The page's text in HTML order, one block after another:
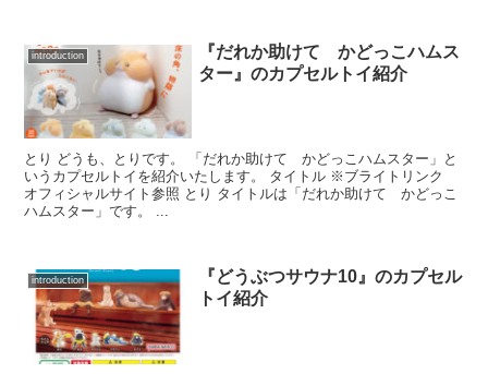
introduction
『だれか助けて かどっこハムス
ター』のカプセルトイ紹介
とり どうも、とりです。 「だれか助けて かどっこハムスター」と
いうカプセルトイを紹介いたします。 タイトル ※ブライトリンク
オフィシャルサイト参照 とり タイトルは「だれか助けて かどっこ
ハムスター」です。 ...
introduction
『どうぶつサウナ10』のカプセル
トイ紹介